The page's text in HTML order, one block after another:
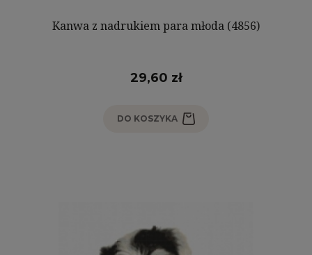
Kanwa z nadrukiem para młoda (4856)
29,60 zł
DO KOSZYKA